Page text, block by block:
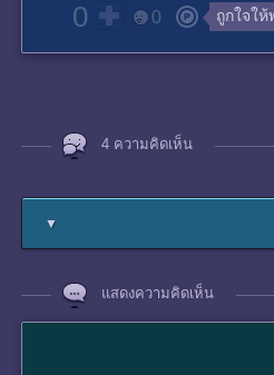
0 0 ถูกใจให้
4 ความคิดเห็น
▼
แสดงความคิดเห็น